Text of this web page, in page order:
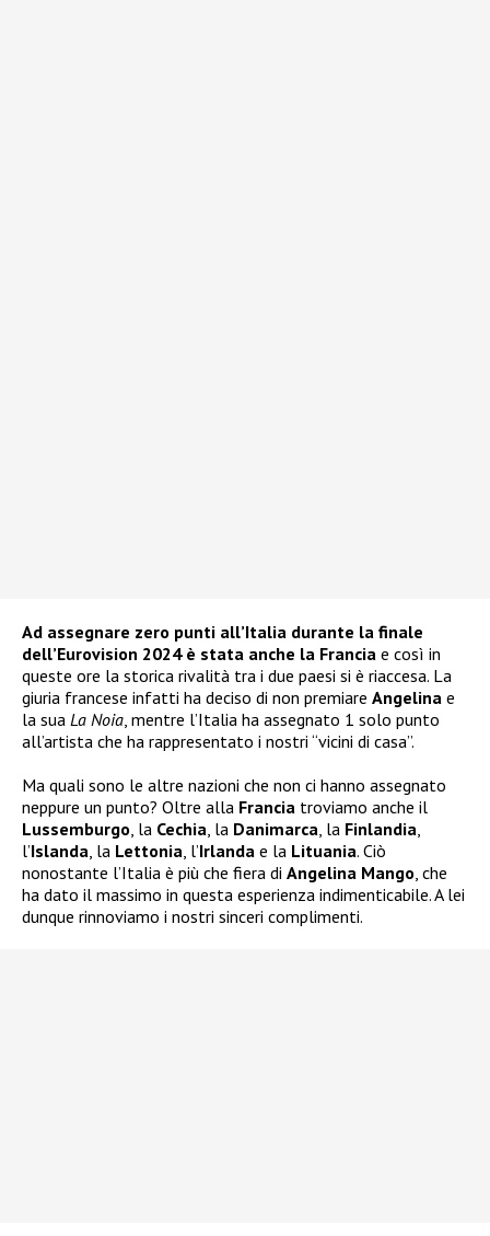
Ad assegnare zero punti all’Italia durante la finale
dell’Eurovision 2024 è stata anche la Francia e così in
queste ore la storica rivalità tra i due paesi si è riaccesa. La
giuria francese infatti ha deciso di non premiare Angelina e
la sua La Noia , mentre l’Italia ha assegnato 1 solo punto
all’artista che ha rappresentato i nostri “vicini di casa”.
Ma quali sono le altre nazioni che non ci hanno assegnato
neppure un punto? Oltre alla Francia troviamo anche il
Lussemburgo , la Cechia , la Danimarca , la Finlandia
l’Islanda , la Lettonia , l’Irlanda e la Lituania. Ciò
nonostante l’Italia è più che fiera di Angelina Mango , che
ha dato il massimo in questa esperienza indimenticabile. A lei
dunque rinnoviamo i nostri sinceri complimenti.